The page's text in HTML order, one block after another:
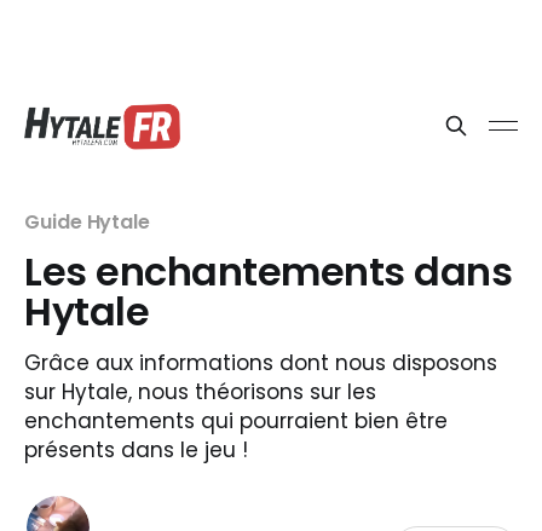
Guide Hytale
Les enchantements dans
Hytale
Grâce aux informations dont nous disposons
sur Hytale, nous théorisons sur les
enchantements qui pourraient bien être
présents dans le jeu !